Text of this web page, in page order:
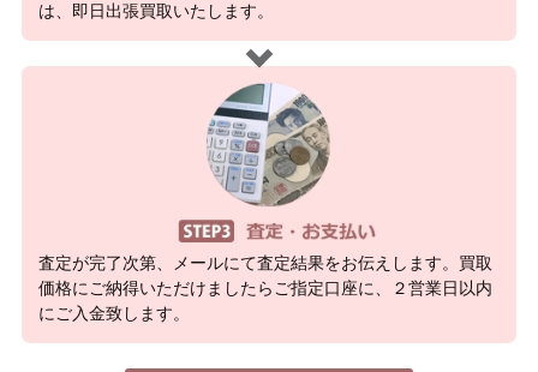
は、即日出張買取いたします。
査定が完了次第、メールにて査定結果をお伝えします。買取
価格にご納得いただけましたらご指定口座に、２営業日以内
にご入金致します。